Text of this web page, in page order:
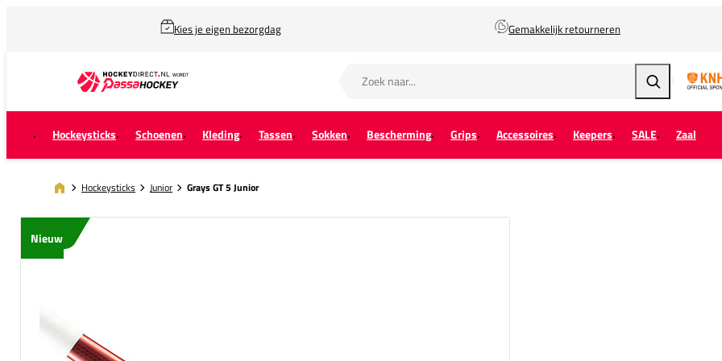
Kies je eigen bezorgdag Gemakkelijk retourneren
Zoeken
Hockeysticks Schoenen Kleding Tassen Sokken Bescherming Grips Accessoires Keepers SALE Zaal
Hockeysticks Junior Grays GT 5 Junior
Nieuw